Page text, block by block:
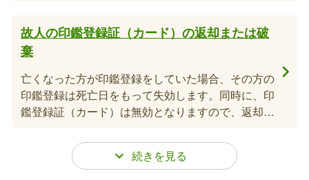
住⺠票の除票等で確認することはできません。
故人の印鑑登録証（カード）の返却または破
棄
亡くなった方が印鑑登録をしていた場合、その方の
印鑑登録は死亡日をもって失効します。同時に、印
鑑登録証（カード）は無効となりますので、返却ま